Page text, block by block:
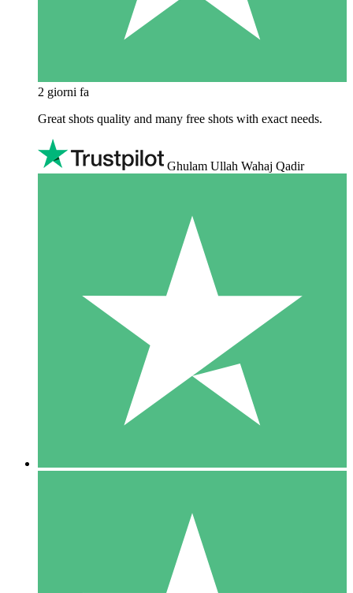
2 giorni fa
Great shots quality and many free shots with exact needs.
Ghulam Ullah Wahaj Qadir